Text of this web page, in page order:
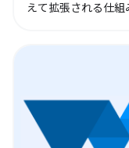
えて拡張される仕組